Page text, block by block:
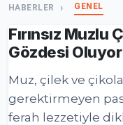
HABERLER GENEL
Fırınsız Muzlu
Gözdesi Oluyor
Muz, çilek ve
gerektirmeyen
ferah lezzetiyle